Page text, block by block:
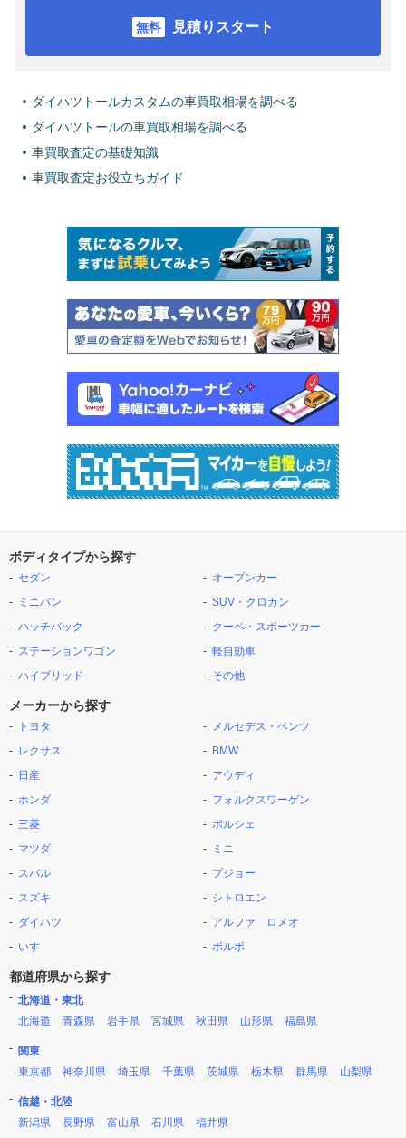
見積りスタート
ダイハツトールカスタムの車買取相場を調べる
ダイハツトールの車買取相場を調べる
車買取査定の基礎知識
車買取査定お役立ちガイド
ボディタイプから探す
セダン
ミニバン
ハッチバック
ステーションワゴン
ハイブリッド
オープンカー
SUV・クロカン
クーペ・スポーツカー
軽自動車
その他
メーカーから探す
トヨタ
レクサス
日産
ホンダ
三菱
マツダ
スバル
スズキ
ダイハツ
いすゞ
メルセデス・ベンツ
BMW
アウディ
フォルクスワーゲン
ポルシェ
ミニ
プジョー
シトロエン
アルファ ロメオ
ボルボ
都道府県から探す
北海道・東北
北海道
青森県 岩手県 宮城県 秋田県 山形県 福島県
関東
東京都
神奈川県 埼玉県 千葉県 茨城県 栃木県 群馬県 山梨県
信越・北陸
新潟県
長野県 富山県 石川県 福井県